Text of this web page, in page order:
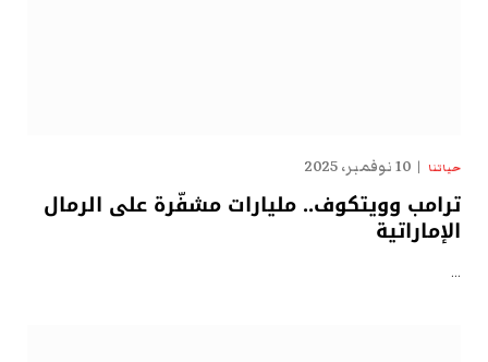
حياتنا 10 نوفمبر، 2025
ترامب وويتكوف.. مليارات مشفّرة على الرمال
الإماراتية
…